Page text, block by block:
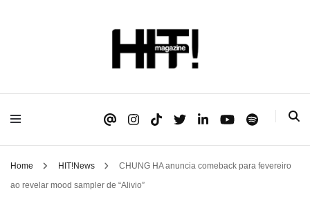
HIT!Magazine
Home HIT!News
CHUNG HA anuncia comeback para fevereiro
ao revelar mood sampler de “Alivio”